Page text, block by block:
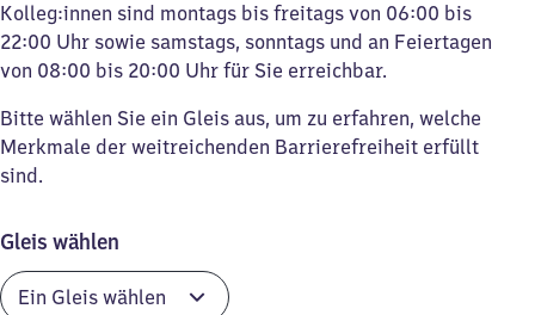
Kolleg:innen sind montags bis freitags von 06:00 bis
22:00 Uhr sowie samstags, sonntags und an Feiertagen
von 08:00 bis 20:00 Uhr für Sie erreichbar.
Bitte wählen Sie ein Gleis aus, um zu erfahren, welche
Merkmale der weitreichenden Barrierefreiheit erfüllt
sind.
Gleis wählen